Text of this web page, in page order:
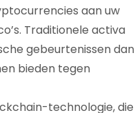
aan uw
Traditionele activa
gebeurtenissen dan
bieden tegen
technologie, die